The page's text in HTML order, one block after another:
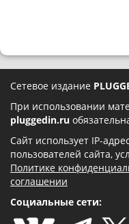
Сетевое издание
При использовании
pluggedin.ru
Сайт использует IP-
пользователей сайта,
Политике
соглашении
Социальные сети: